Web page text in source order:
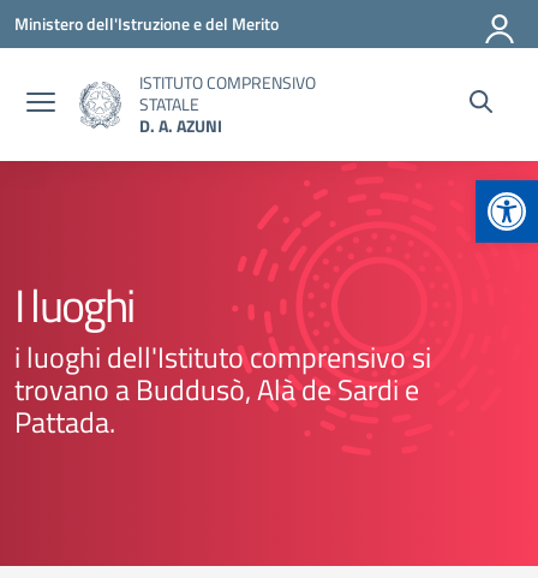
Vai ai contenuti
Vai al menu di navigazione
Vai al footer
Ministero dell'Istruzione e del Merito
ISTITUTO COMPRENSIVO
STATALE
D. A. AZUNI
I luoghi
i luoghi dell'Istituto comprensivo si
trovano a Buddusò, Alà de Sardi e
Pattada.